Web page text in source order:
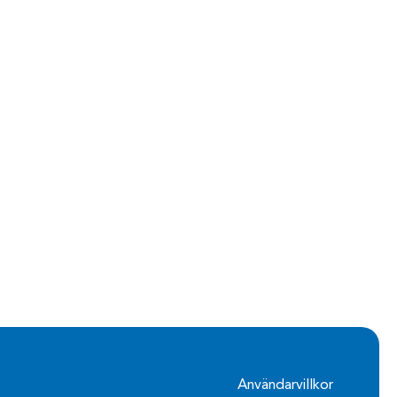
Användarvillkor